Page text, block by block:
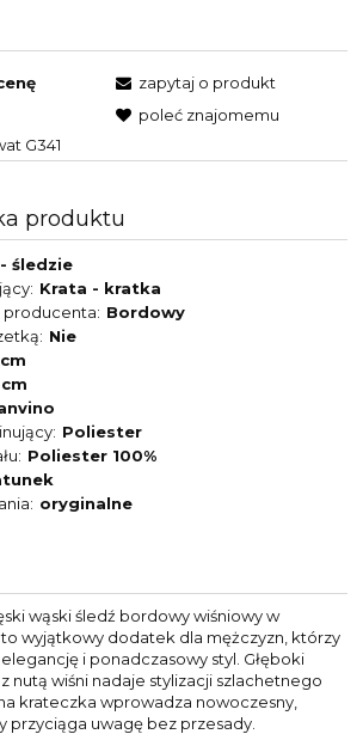
G341
zapytaj o produkt
poleć znajomemu
produktu
śledzie
Krata - kratka
producenta
Bordowy
Nie
Poliester
Poliester 100%
oryginalne
wąski śledź bordowy wiśniowy w
wyjątkowy dodatek dla mężczyzn, którzy
i ponadczasowy styl. Głęboki
nutą wiśni nadaje stylizacji szlachetnego
krateczka wprowadza nowoczesny,
przyciąga uwagę bez przesady.